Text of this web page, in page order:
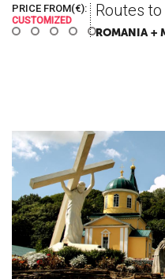
PRICE FROM(€):
CUSTOMIZED
Routes
ROMANIA +